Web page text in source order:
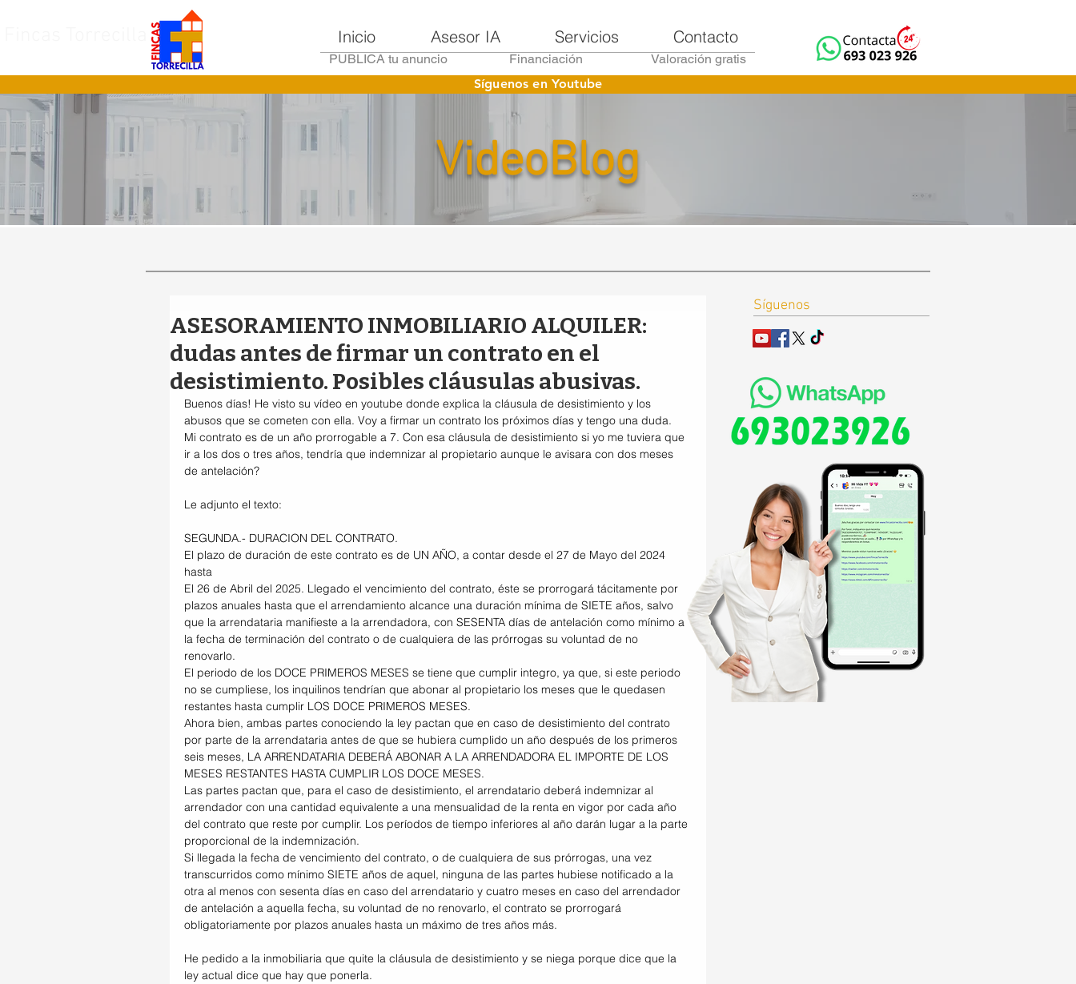
Inicio Asesor IA Servicios Contacto
PUBLICA tu anuncio Financiación
Valoración gratis
Síguenos en Youtube
VideoBlog
ASESORAMIENTO INMOBILIARIO ALQUILER:
dudas antes de firmar un contrato en el
desistimiento. Posibles cláusulas abusivas.
Buenos días! He visto su vídeo en youtube donde explica la cláusula de desistimiento y los
abusos que se cometen con ella. Voy a firmar un contrato los próximos días y tengo una duda.
Mi contrato es de un año prorrogable a 7. Con esa cláusula de desistimiento si yo me tuviera que
ir a los dos o tres años, tendría que indemnizar al propietario aunque le avisara con dos meses
de antelación?
Le adjunto el texto:
SEGUNDA.- DURACION DEL CONTRATO.
El plazo de duración de este contrato es de UN AÑO, a contar desde el 27 de Mayo del 2024
hasta
El 26 de Abril del 2025. Llegado el vencimiento del contrato, éste se prorrogará tácitamente por
plazos anuales hasta que el arrendamiento alcance una duración mínima de SIETE años, salvo
que la arrendataria manifieste a la arrendadora, con SESENTA días de antelación como mínimo a
la fecha de terminación del contrato o de cualquiera de las prórrogas su voluntad de no
renovarlo.
El periodo de los DOCE PRIMEROS MESES se tiene que cumplir integro, ya que, si este periodo
no se cumpliese, los inquilinos tendrían que abonar al propietario los meses que le quedasen
restantes hasta cumplir LOS DOCE PRIMEROS MESES.
Ahora bien, ambas partes conociendo la ley pactan que en caso de desistimiento del contrato
por parte de la arrendataria antes de que se hubiera cumplido un año después de los primeros
seis meses, LA ARRENDATARIA DEBERÁ ABONAR A LA ARRENDADORA EL IMPORTE DE LOS
MESES RESTANTES HASTA CUMPLIR LOS DOCE MESES.
Las partes pactan que, para el caso de desistimiento, el arrendatario deberá indemnizar al
arrendador con una cantidad equivalente a una mensualidad de la renta en vigor por cada año
del contrato que reste por cumplir. Los períodos de tiempo inferiores al año darán lugar a la parte
proporcional de la indemnización.
Si llegada la fecha de vencimiento del contrato, o de cualquiera de sus prórrogas, una vez
transcurridos como mínimo SIETE años de aquel, ninguna de las partes hubiese notificado a la
otra al menos con sesenta días en caso del arrendatario y cuatro meses en caso del arrendador
de antelación a aquella fecha, su voluntad de no renovarlo, el contrato se prorrogará
obligatoriamente por plazos anuales hasta un máximo de tres años más.
He pedido a la inmobiliaria que quite la cláusula de desistimiento y se niega porque dice que la
ley actual dice que hay que ponerla.
Síguenos